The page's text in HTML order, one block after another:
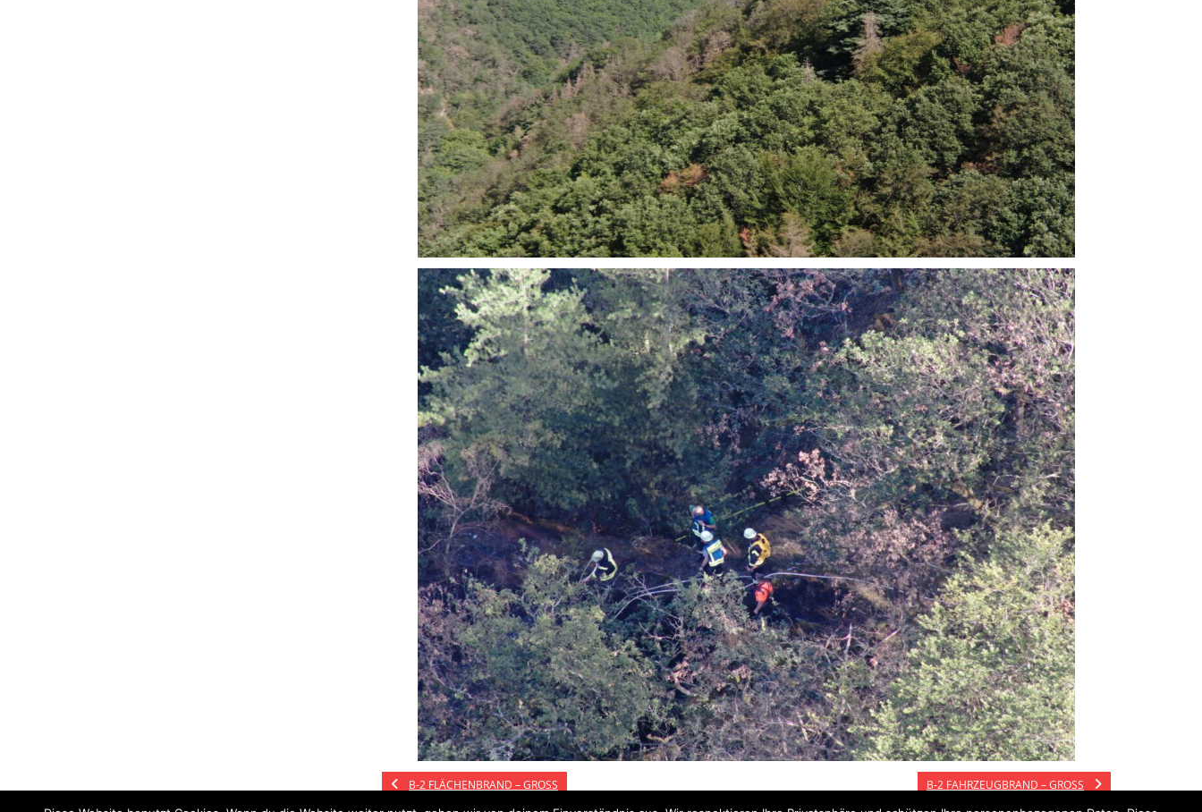
B-2 FLÄCHENBRAND – GROSS B-2 FAHRZEUGBRAND – GROSS